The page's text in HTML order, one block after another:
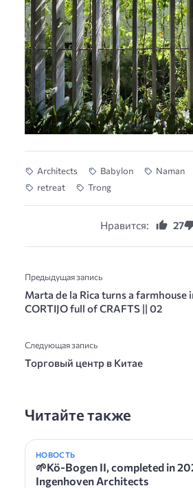
Architects Babylon Naman
retreat
Trong
Нравится: 27
Предыдущая запись
Marta de la Rica turns a farmhouse
CORTIJO full of CRAFTS || 02
Следующая запись
Торговый центр в Китае
Читайте также
НОВОСТЬ
🌱Kö-Bogen II, completed in
Ingenhoven Architects